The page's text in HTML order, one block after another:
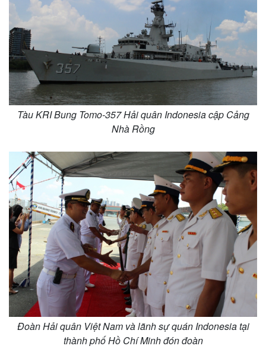
Tàu KRI Bung Tomo-357 Hải quân Indonesia cập Cảng
Nhà Rồng
Đoàn Hải quân Việt Nam và lãnh sự quán Indonesia tại
thành phố Hồ Chí Minh đón đoàn